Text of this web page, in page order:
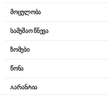
მოცულობა
სამუშაო წნევა
ზომები
წონა
გარანტია